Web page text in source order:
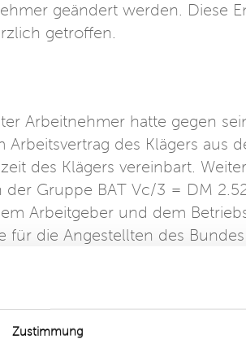
Zustimmung
geändert werden. Diese
getroffen.
Arbeitnehmer hatte gegen
Arbeitsvertrag des Klägers aus
des Klägers vereinbart.
der Gruppe BAT Vc/3 = DM
Arbeitgeber und dem
für die Angestellten des
und Vergütungstarifvertrages –
automatisch
Stichtag im Jahr
des Klägers. Die